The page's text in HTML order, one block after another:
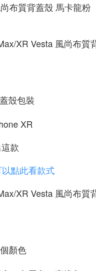
布質背蓋殼 馬卡龍粉
殼包裝
XR
款
點此看款式
顏色